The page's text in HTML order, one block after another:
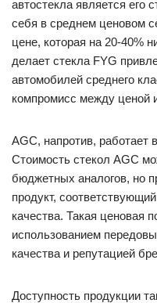
автостекла является его
себя в среднем ценовом
цене, которая на 20-40%
делает стекла FYG
автомобилей среднего
компромисс между ценой
AGC, напротив, работает
Стоимость стекол AGC
бюджетных аналогов, но
продукт,
качества. Такая ценовая
использованием
качества и репутацией
Доступность продукции